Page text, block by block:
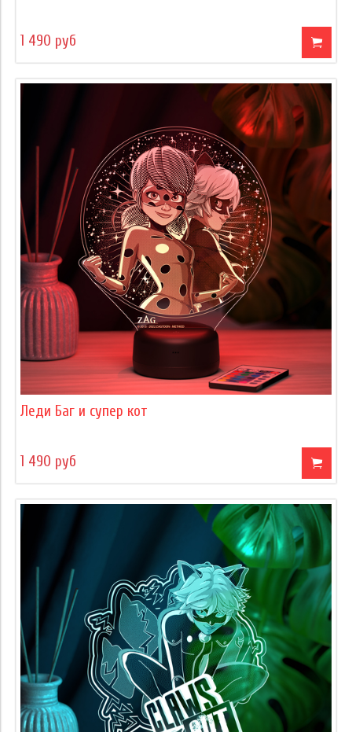
1 490 руб
Леди Баг и супер кот
1 490 руб